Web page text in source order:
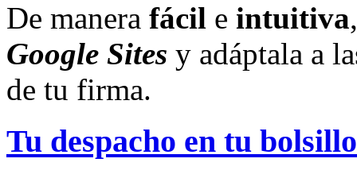
De manera fácil e intuitiva
Google Sites y adáptala a
de tu firma.
Tu despacho en tu bolsillo